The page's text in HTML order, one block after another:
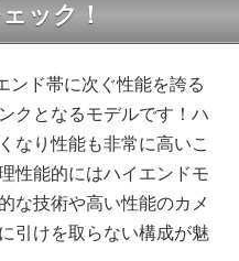
ック！
ンド帯に次ぐ性能を誇る
クとなるモデルです！ハ
なり性能も非常に高いこ
性能的にはハイエンドモ
な技術や高い性能のカメ
引けを取らない構成が魅